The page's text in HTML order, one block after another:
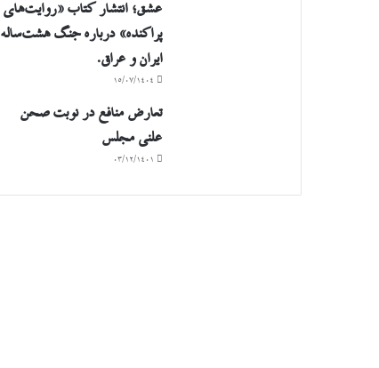
عشق؛ انتشار کتاب «روایت‌های
پراکنده» درباره جنگ هشت‌ساله
ایران و عراق.
۱۵/۰۷/۱۴۰۴
تعارض منافع در نوبت صحن
علنی مجلس
۰۳/۱۲/۱۴۰۱